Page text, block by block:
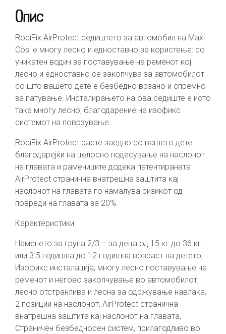
Опис
RodiFix AirProtect седиштето за автомобил на Maxi
Cosi е многу лесно и едноставно за користење: со
уникатен водич за поставување на ременот кој
лесно и едноставно се закопчува за автомобилот
со што вашето дете е безбедно врзано и спремно
за патување. Инсталирањето на ова седиште е исто
така многу лесно, благодарение на изофикс
системот на поврзување.
RodiFix AirProtect расте заедно со вашето дете
благодарејќи на целосно подесување на наслонот
на главата и рамениците додека патентираната
AirProtect странична внатрешна заштита кај
наслонот на главата го намалува ризикот од
повреди на главата за 20%.
Карактеристики:
Наменето за група 2/3 – за деца од 15 кг до 36 кг
или 3.5 годишна до 12 годишна возраст на детето,
Изофикс инсталација, многу лесно поставување на
ременот и негово закопчување во автомобилот,
лесно отстранлива и лесна за одржување навлака,
2 позиции на наслонот, AirProtect странична
внатрешна заштита кај наслонот на главата,
Страничен безбедносен систем, прилагодливо во